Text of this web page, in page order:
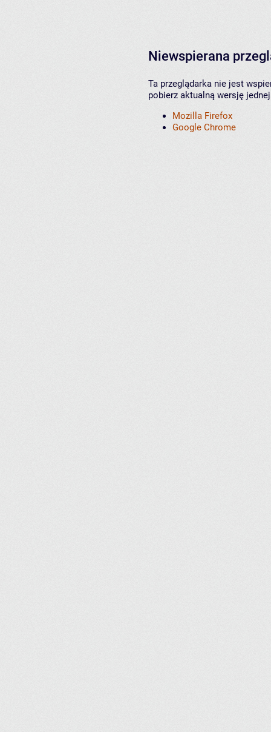
Niewspierana
Ta przeglądarka nie jest
pobierz aktualną wersję
Mozilla Firefox
Google Chrome